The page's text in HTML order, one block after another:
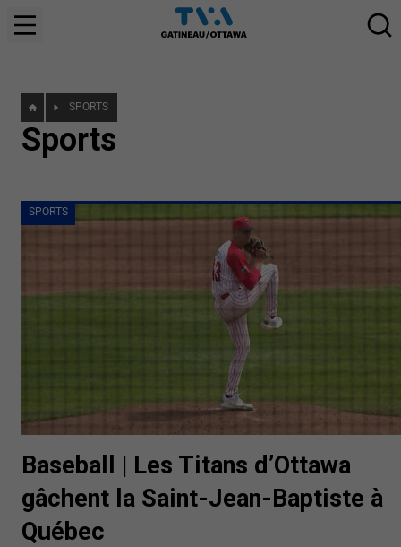
SPORTS
Sports
SPORTS
Baseball | Les Titans d’Ottawa
gâchent la Saint-Jean-Baptiste à
Québec